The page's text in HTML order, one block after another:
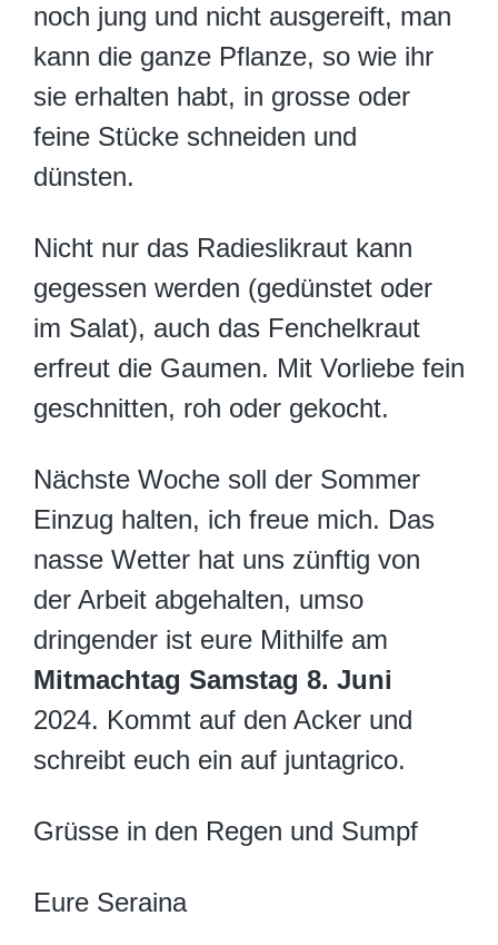
noch jung und nicht ausgereift, man
kann die ganze Pflanze, so wie ihr
sie erhalten habt, in grosse oder
feine Stücke schneiden und
dünsten.
Nicht nur das Radieslikraut kann
gegessen werden (gedünstet oder
im Salat), auch das Fenchelkraut
erfreut die Gaumen. Mit Vorliebe fein
geschnitten, roh oder gekocht.
Nächste Woche soll der Sommer
Einzug halten, ich freue mich. Das
nasse Wetter hat uns zünftig von
der Arbeit abgehalten, umso
dringender ist eure Mithilfe am
Mitmachtag Samstag 8. Juni
2024. Kommt auf den Acker und
schreibt euch ein auf juntagrico.
Grüsse in den Regen und Sumpf
Eure Seraina